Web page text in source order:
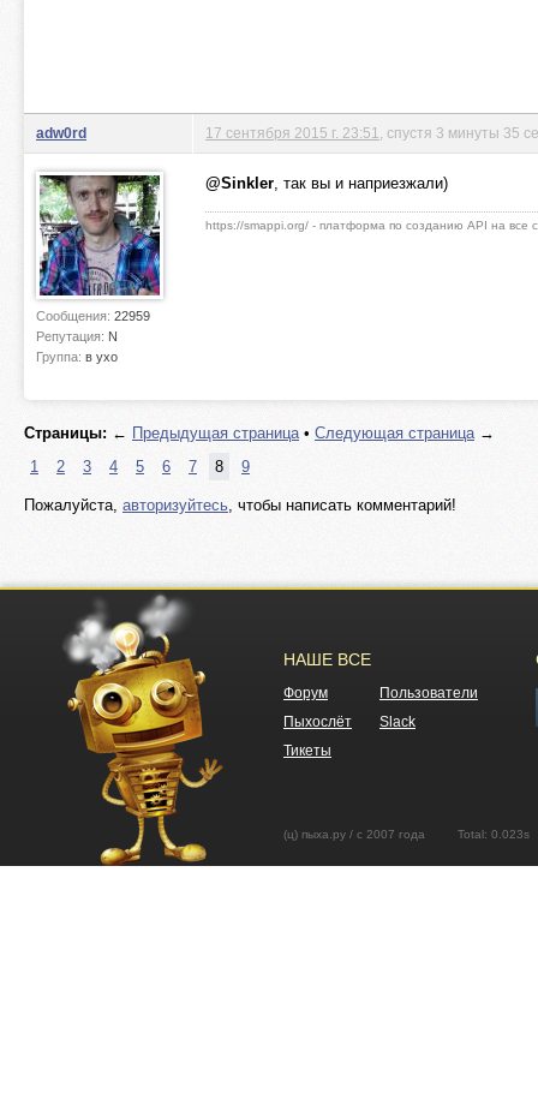
adw0rd
Сообщения: 22959
Репутация: N
Группа: в ухо
17 сентября 2015 г. 23:51 , спустя 3 минуты 35
@Sinkler, так вы и наприезжали)
https://smappi.org/ - платформа по созданию API на все
Страницы: ← Предыдущая страница• Следующая страница→
1
2 3 4 5 6 7 8 9
Пожалуйста, авторизуйтесь, чтобы написать комментарий!
НАШЕ ВСЕ
Форум
Пользователи
Пыхослёт
Slack
Тикеты
(ц) пыха.ру / с 2007 года Total: